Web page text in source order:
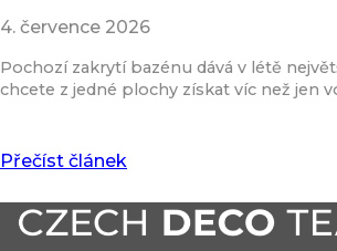
4. července 2026
Pochozí zakrytí bazénu dává v létě
chcete z jedné plochy získat víc než jen
Přečíst článek